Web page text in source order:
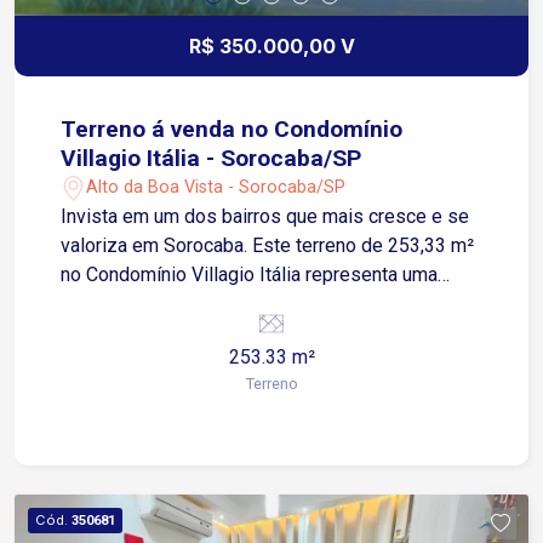
R$ 350.000,00 V
Terreno á venda no Condomínio
Villagio Itália - Sorocaba/SP
Alto da Boa Vista - Sorocaba/SP
Invista em um dos bairros que mais cresce e se
valoriza em Sorocaba. Este terreno de 253,33 m²
no Condomínio Villagio Itália representa uma
patrimônio. O Alto da Boa Vista consolidou-se
como um polo de alta valorização, impulsionado
pela infraestrutura em constante
plana, o lote facilita a execução imediata de
obras, otimizando custos de fundação e
253.33 m²
Terreno
Cód. 350681